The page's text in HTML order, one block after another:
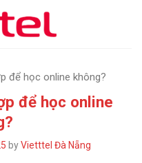
để học online không?
để học online
byVietttel Đà Nẵng